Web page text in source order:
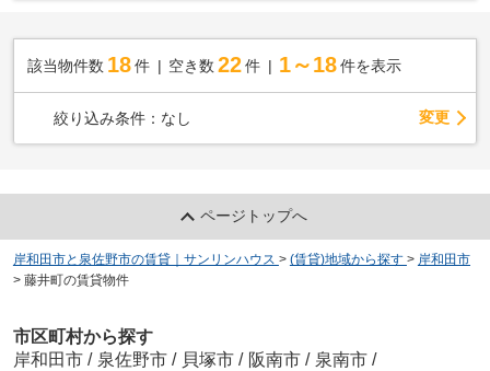
該当物件数 18件 空き数 22 件 1～18 件を表示
絞り込み条件： なし 変更
ページトップへ
岸和田市と泉佐野市の賃貸｜サンリンハウス > (賃貸)地域から探す > 岸和田市
> 藤井町の賃貸物件
市区町村から探す
岸和田市 / 泉佐野市 / 貝塚市 / 阪南市 / 泉南市 /